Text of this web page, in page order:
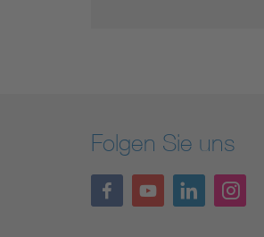
Folgen Sie uns